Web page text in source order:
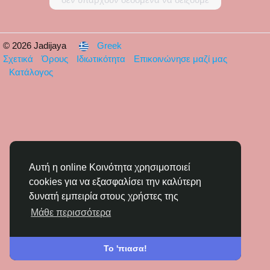
Αυτή η online Κοινότητα χρησιμοποιεί
cookies για να εξασφαλίσει την καλύτερη
δυνατή εμπειρία στους χρήστες της
Μάθε περισσότερα
Το 'πιασα!
© 2026 Jadijaya
Greek
Σχετικά
Όρους Ιδιωτικότητα
Επικοινώνησε μαζί μας
Κατάλογος